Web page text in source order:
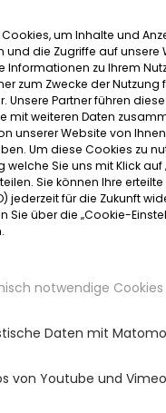
SERVICE
um Inhalte und
und die Zugriffe auf unsere
Informationen zu Ihrem
zum Zwecke der Nutzung
Unsere Partner führen
mit weiteren Daten
unserer Website von
Um diese Cookies zu
welche Sie uns mit Klick auf
Sie können Ihre
jederzeit für die Zukunft
Sie über die „Cookie-
notwendige Cookies
Daten mit Matomo
von Youtube und